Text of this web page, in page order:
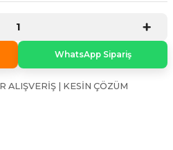
WhatsApp Sipariş
ALIŞVERİŞ | KESİN ÇÖZÜM